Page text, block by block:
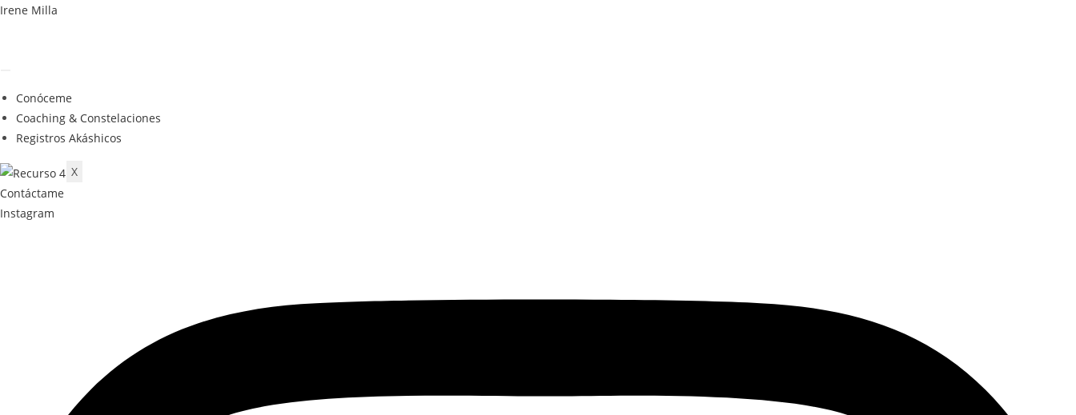
Ir
Irene Milla
Conóceme
Coaching & Constelaciones
Registros Akáshicos
X
Contáctame
Instagram